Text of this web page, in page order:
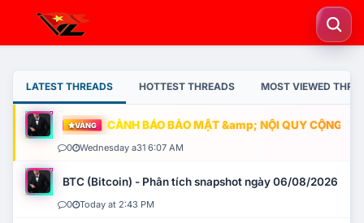
LATEST THREADS HOTTEST THREADS MOST VIEWED
VÀNG CẢNH BÁO BẢO MẬT &amp; NỘI QUY CỘNG
0 Wednesday a31 6:07 AM
BTC (Bitcoin) - Phân tích snapshot ngày 06/08/2026
0 Today at 2:43 PM